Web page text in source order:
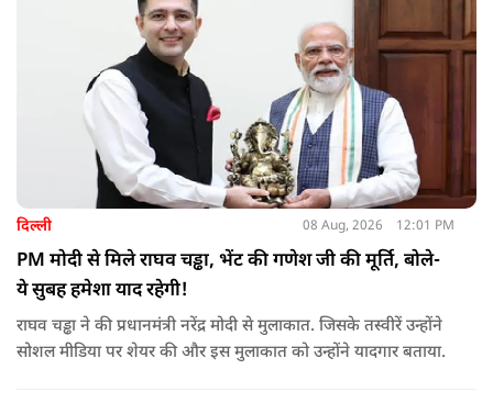
दिल्ली 08 Aug, 2026 12:01 PM
PM मोदी से मिले राघव चड्ढा, भेंट की गणेश जी की मूर्ति, बोले-
ये सुबह हमेशा याद रहेगी!
राघव चड्ढा ने की प्रधानमंत्री नरेंद्र मोदी से मुलाकात. जिसके तस्वीरें उन्होंने
सोशल मीडिया पर शेयर की और इस मुलाकात को उन्होंने यादगार बताया.